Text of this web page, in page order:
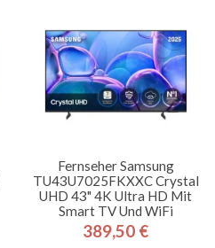
Fernseher Samsung
TU43U7025FKXXC Crystal
UHD 43" 4K Ultra HD Mit
Smart TV Und WiFi
Preis
389,50 €